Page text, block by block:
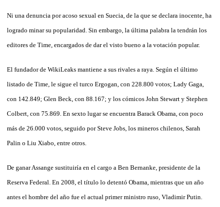
Ni una denuncia por acoso sexual en Suecia, de la que se declara inocente, ha
logrado minar su popularidad. Sin embargo, la última palabra la tendrán los
editores de Time, encargados de dar el visto bueno a la votación popular.
El fundador de WikiLeaks mantiene a sus rivales a raya. Según el último
listado de Time, le sigue el turco Ergogan, con 228.800 votos; Lady Gaga,
con 142.849; Glen Beck, con 88.167; y los cómicos John Stewart y Stephen
Colbert, con 75.869. En sexto lugar se encuentra Barack Obama, con poco
más de 26.000 votos, seguido por Steve Jobs, los mineros chilenos, Sarah
Palin o Liu Xiabo, entre otros.
De ganar Assange sustituiría en el cargo a Ben Bernanke, presidente de la
Reserva Federal. En 2008, el título lo detentó Obama, mientras que un año
antes el hombre del año fue el actual primer ministro ruso, Vladimir Putin.